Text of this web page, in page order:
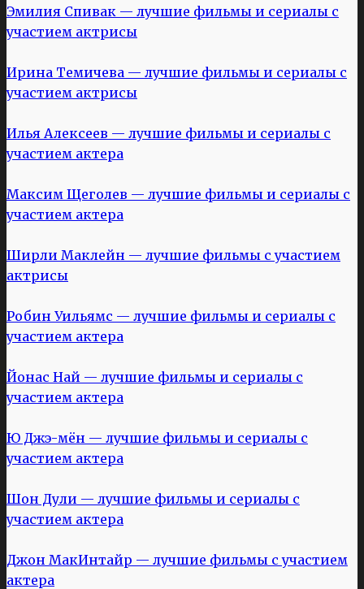
Эмилия Спивак — лучшие фильмы и сериалы с
участием актрисы
Ирина Темичева — лучшие фильмы и сериалы с
участием актрисы
Илья Алексеев — лучшие фильмы и сериалы с
участием актера
Максим Щеголев — лучшие фильмы и сериалы с
участием актера
Ширли Маклейн — лучшие фильмы с участием
актрисы
Робин Уильямс — лучшие фильмы и сериалы с
участием актера
Йонас Най — лучшие фильмы и сериалы с
участием актера
Ю Джэ-мён — лучшие фильмы и сериалы с
участием актера
Шон Дули — лучшие фильмы и сериалы с
участием актера
Джон МакИнтайр — лучшие фильмы с участием
актера